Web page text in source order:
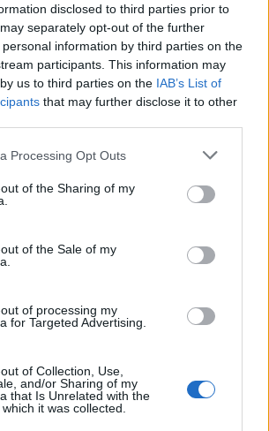
disclosed to third parties prior to
separately opt-out of the further
information by third parties on the
participants. This information may
us to third parties on the IAB’s List of
that may further disclose it to other
Processing Opt Outs
of the Sharing of my
of the Sale of my
of processing my
for Targeted Advertising.
of Collection, Use,
and/or Sharing of my
that Is Unrelated with the
it was collected.
fino a oggi in apparenza
subito un primo stop.